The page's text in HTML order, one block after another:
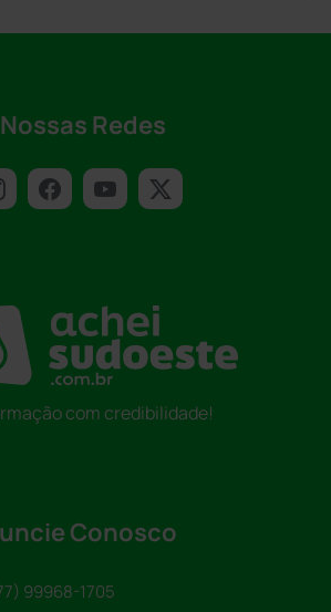
Nossas Redes
com credibilidade!
Conosco
99968-1705